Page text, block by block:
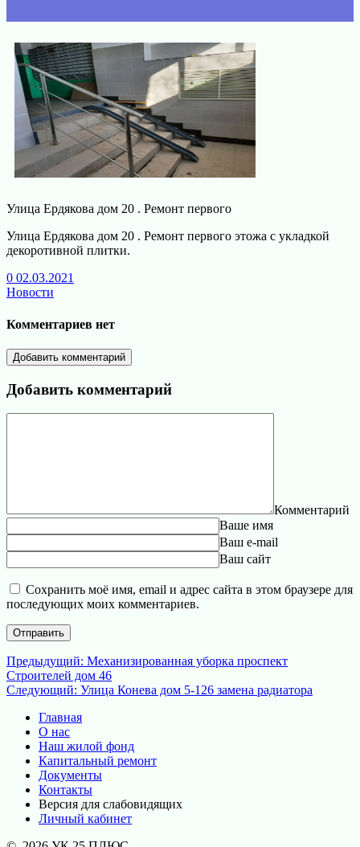
Улица Ердякова дом 20 . Ремонт первого
Улица Ердякова дом 20 . Ремонт первого этожа с укладкой
декоротивной плитки.
0 02.03.2021
Новости
Комментариев нет
Добавить комментарий
Добавить комментарий
Комментарий
Ваше имя
Ваш e-mail
Ваш сайт
Сохранить моё имя, email и адрес сайта в этом браузере для
последующих моих комментариев.
Навигация
по
записям
Предыдущий: Предыдущая
запись:
Механизированная уборка проспект
Строителей дом 46
Следующий: Следующая
Улица Конева дом 5-126 замена радиатора
Главная
О нас
Наш жилой фонд
Капитальный ремонт
Документы
Контакты
Версия для слабовидящих
Личный кабинет